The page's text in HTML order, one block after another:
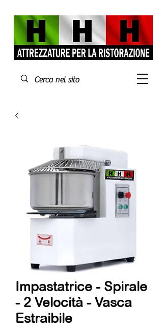
Impastatrice - Spirale
- 2 Velocità - Vasca
Estraibile